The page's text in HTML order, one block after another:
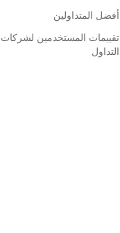
أفضل المتداولين
تقييمات المستخدمين لشركات
التداول